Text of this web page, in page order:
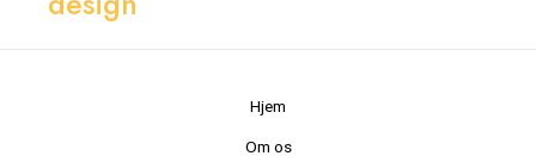
Hjem
Om os